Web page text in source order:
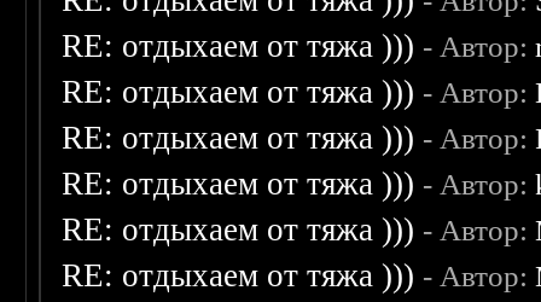
RE: отдыхаем от тяжа ))) - Автор:
RE: отдыхаем от тяжа ))) - Автор:
RE: отдыхаем от тяжа ))) - Автор:
RE: отдыхаем от тяжа ))) - Автор:
RE: отдыхаем от тяжа ))) - Автор:
RE: отдыхаем от тяжа ))) - Автор: